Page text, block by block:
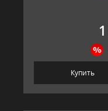
Купить